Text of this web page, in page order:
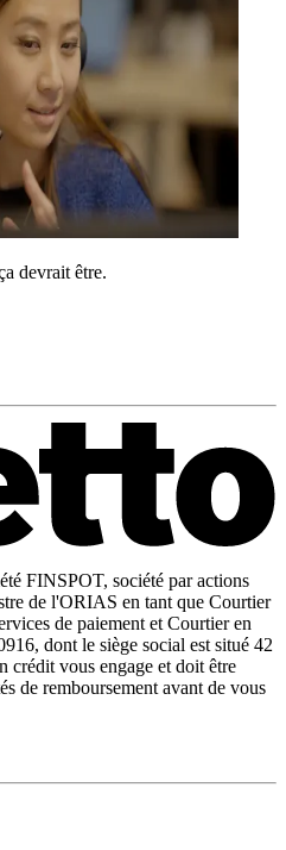
devrait être.
FINSPOT, société par actions
de l'ORIAS en tant que Courtier
de paiement et Courtier en
dont le siège social est situé 42
crédit vous engage et doit être
de remboursement avant de vous